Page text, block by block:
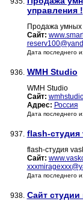
управления !
Продажа умных
Сайт:
Дата последнего
936. WMH Studio
WMH Studio
Сайт:
Адрес: Россия
Дата последнего
937. flash-студия
flash-студия
Сайт:
Дата последнего
938. Сайт студии